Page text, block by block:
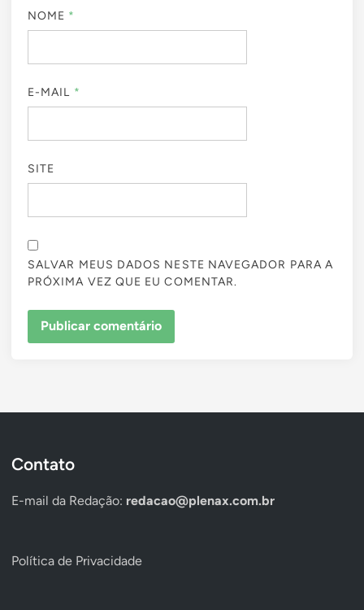
NOME *
E-MAIL *
SITE
SALVAR MEUS DADOS NESTE NAVEGADOR PARA A
PRÓXIMA VEZ QUE EU COMENTAR.
Contato
E-mail da Redação: redacao@plenax.com.br
Política de Privacidade